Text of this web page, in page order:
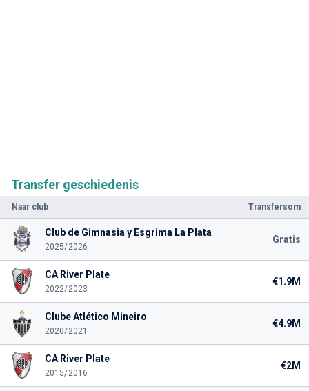
Transfer geschiedenis
Naar club Transfersom
Club de Gimnasia y Esgrima La Plata
2025/2026
Gratis
CA River Plate
2022/2023
€1.9M
Clube Atlético Mineiro
2020/2021
€4.9M
CA River Plate
2015/2016
€2M